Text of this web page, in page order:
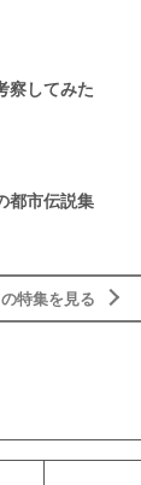
察してみた
都市伝説集
特集を見る